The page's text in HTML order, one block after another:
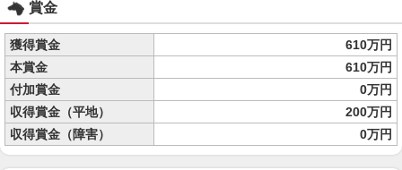
賞金
獲得賞金
610万円
本賞金
610万円
付加賞金
0万円
収得賞金（平地）
200万円
収得賞金（障害）
0万円